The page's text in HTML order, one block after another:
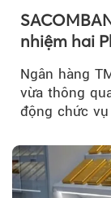
nhiệm hai
Ngân hàng
vừa thông
động chức